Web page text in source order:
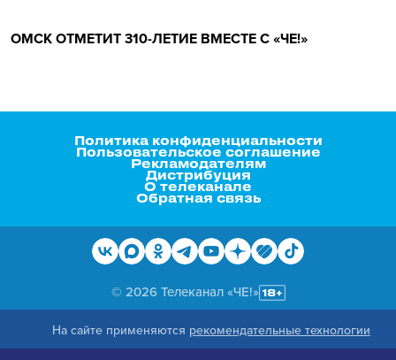
ОМСК ОТМЕТИТ 310-ЛЕТИЕ ВМЕСТЕ С «ЧЕ!»
Политика конфиденциальности
Пользовательское соглашение
Рекламодателям
Дистрибуция
О телеканале
Обратная связь
© 2026 Телеканал «ЧЕ!»
На сайте применяются рекомендательные технологии